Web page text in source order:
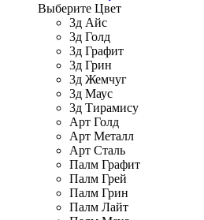
Выберите Цвет
3д Айс
3д Голд
3д Графит
3д Грин
3д Жемчуг
3д Маус
3д Тирамису
Арт Голд
Арт Металл
Арт Сталь
Палм Графит
Палм Грей
Палм Грин
Палм Лайт